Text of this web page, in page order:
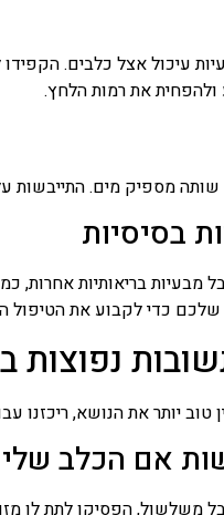
עיכול אצל כלבים.
ולהפחית את רמות הלחץ.
מספיק מים. התייבשות
בסיסיות
בריאותיות אחרות,
שלכם כדי לקבוע את הטיפול
נפוצות
טוב יותר את הנושא, ריכזנו
אם הכלב